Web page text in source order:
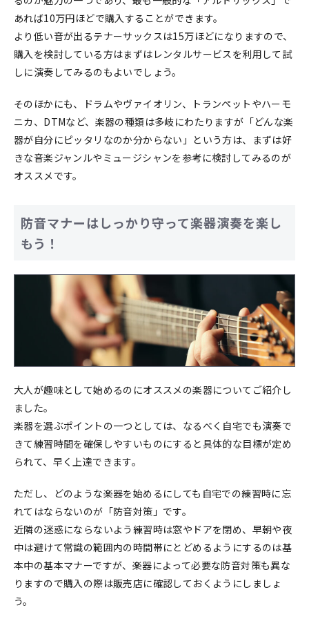
あれば10万円ほどで購入することができます。
より低い音が出るテナーサックスは15万ほどになりますので、
購入を検討している方はまずはレンタルサービスを利用して試
しに演奏してみるのもよいでしょう。
そのほかにも、ドラムやヴァイオリン、トランペットやハーモ
ニカ、DTMなど、楽器の種類は多岐にわたりますが「どんな楽
器が自分にピッタリなのか分からない」という方は、まずは好
きな音楽ジャンルやミュージシャンを参考に検討してみるのが
オススメです。
防音マナーはしっかり守って楽器演奏を楽し
もう！
大人が趣味として始めるのにオススメの楽器についてご紹介し
ました。
楽器を選ぶポイントの一つとしては、なるべく自宅でも演奏で
きて練習時間を確保しやすいものにすると具体的な目標が定め
られて、早く上達できます。
ただし、どのような楽器を始めるにしても自宅での練習時に忘
れてはならないのが「防音対策」です。
近隣の迷惑にならないよう練習時は窓やドアを閉め、早朝や夜
中は避けて常識の範囲内の時間帯にとどめるようにするのは基
本中の基本マナーですが、楽器によって必要な防音対策も異な
りますので購入の際は販売店に確認しておくようにしましょ
う。